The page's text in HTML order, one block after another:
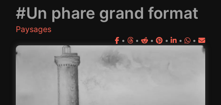
#Un phare grand format
Paysages
• • • • • •